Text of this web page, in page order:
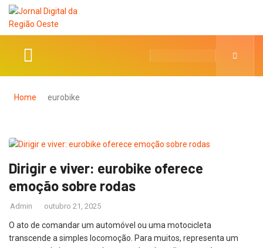
Home eurobike
Dirigir e viver: eurobike oferece
emoção sobre rodas
Admin outubro 21, 2025
O ato de comandar um automóvel ou uma motocicleta
transcende a simples locomoção. Para muitos, representa um